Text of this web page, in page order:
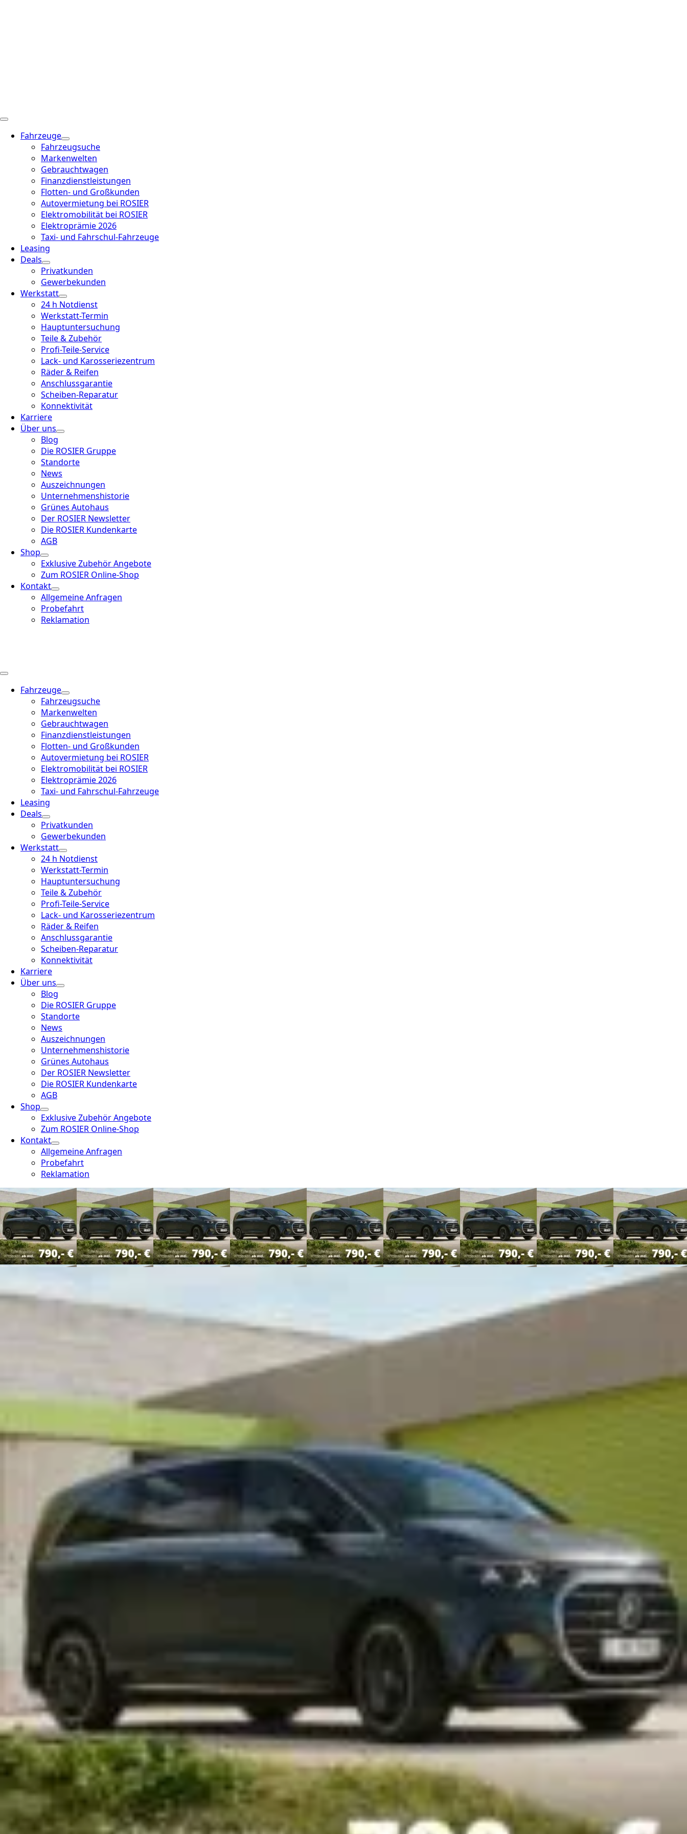
Fahrzeuge
Fahrzeugsuche
Markenwelten
Gebrauchtwagen
Finanzdienstleistungen
Flotten- und Großkunden
Autovermietung bei ROSIER
Elektromobilität bei ROSIER
Elektroprämie 2026
Taxi- und Fahrschul-Fahrzeuge
Leasing
Deals
Privatkunden
Gewerbekunden
Werkstatt
24 h Notdienst
Werkstatt-Termin
Hauptuntersuchung
Teile & Zubehör
Profi-Teile-Service
Lack- und Karosseriezentrum
Räder & Reifen
Anschlussgarantie
Scheiben-Reparatur
Konnektivität
Karriere
Über uns
Blog
Die ROSIER Gruppe
Standorte
News
Auszeichnungen
Unternehmenshistorie
Grünes Autohaus
Der ROSIER Newsletter
Die ROSIER Kundenkarte
AGB
Shop
Exklusive Zubehör Angebote
Zum ROSIER Online-Shop
Kontakt
Allgemeine Anfragen
Probefahrt
Reklamation
Fahrzeuge
Fahrzeugsuche
Markenwelten
Gebrauchtwagen
Finanzdienstleistungen
Flotten- und Großkunden
Autovermietung bei ROSIER
Elektromobilität bei ROSIER
Elektroprämie 2026
Taxi- und Fahrschul-Fahrzeuge
Leasing
Deals
Privatkunden
Gewerbekunden
Werkstatt
24 h Notdienst
Werkstatt-Termin
Hauptuntersuchung
Teile & Zubehör
Profi-Teile-Service
Lack- und Karosseriezentrum
Räder & Reifen
Anschlussgarantie
Scheiben-Reparatur
Konnektivität
Karriere
Über uns
Blog
Die ROSIER Gruppe
Standorte
News
Auszeichnungen
Unternehmenshistorie
Grünes Autohaus
Der ROSIER Newsletter
Die ROSIER Kundenkarte
AGB
Shop
Exklusive Zubehör Angebote
Zum ROSIER Online-Shop
Kontakt
Allgemeine Anfragen
Probefahrt
Reklamation